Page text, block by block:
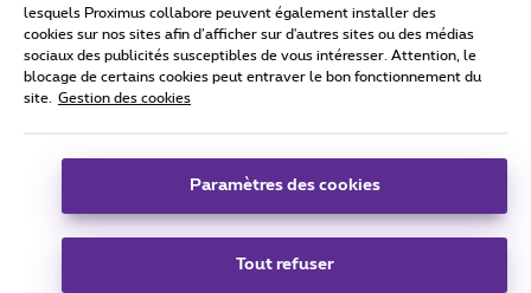
Tous droits réservés. © 2026
Conditions générales, info consommateur
Coordonnées de l’entreprise
Boulevard du Roi Albert II 27 - B-1030 Bruxelles.
lesquels Proximus collabore peuvent également installer des
cookies sur nos sites afin d’afficher sur d'autres sites ou des médias
sociaux des publicités susceptibles de vous intéresser. Attention, le
blocage de certains cookies peut entraver le bon fonctionnement du
site.
Gestion des cookies
Paramètres des cookies
Tout refuser